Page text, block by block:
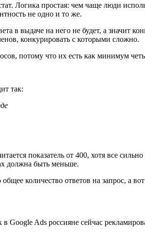
Логика простая: чем чаще люди
не одно и то же.
в выдаче на него не будет, а значит
конкурировать с которыми сложно.
потому что их есть как минимум
так:
показатель от 400, хотя все
должна быть меньше.
количество ответов на запрос, а вот
Google Ads россияне сейчас